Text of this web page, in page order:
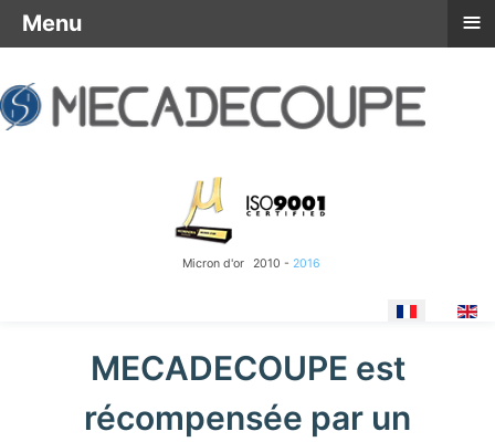
Micron d'or 2010 - 2016
MECADECOUPE est
récompensée par un
Menu ≡